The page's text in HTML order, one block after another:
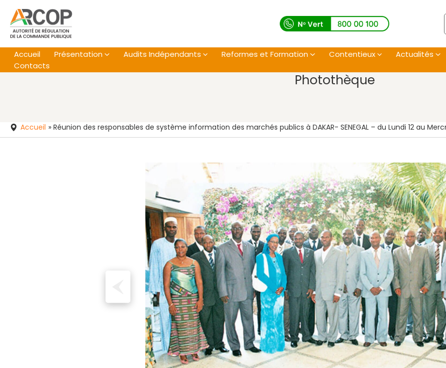
contenu
Accueil Présentation Audits Indépendants Reformes et Formation Contentieux
Actualités
Contacts
Photothèque
Accueil » Réunion des responsables de système information des marchés publics à DAKAR- SENEGAL – du Lundi 12 au